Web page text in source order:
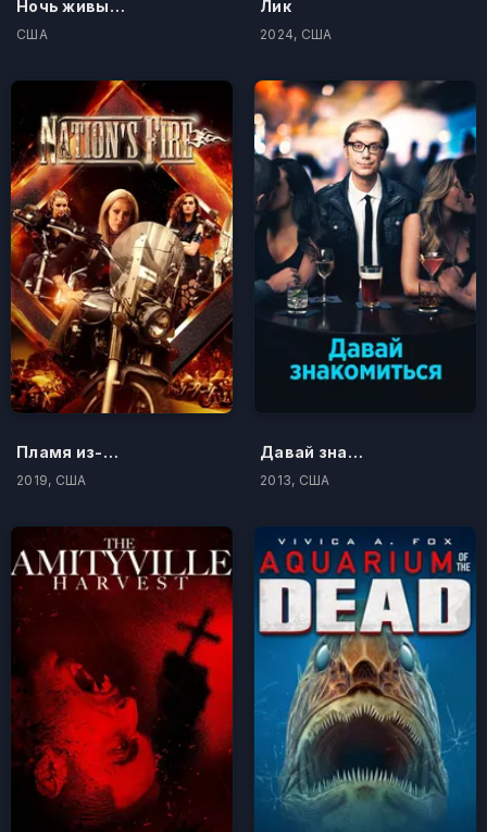
Ночь живых мертвецов 2.0
США
Лик
2024, США
Пламя из-под колёс
2019, США
Давай знакомиться
2013, США